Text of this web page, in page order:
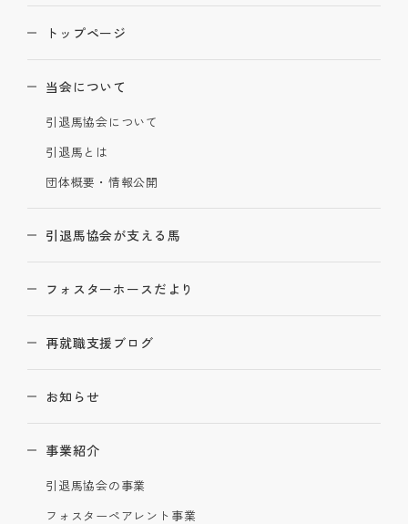
トップページ
当会について
引退馬協会について
引退馬とは
団体概要・情報公開
引退馬協会が支える馬
フォスターホースだより
再就職支援ブログ
お知らせ
事業紹介
引退馬協会の事業
フォスターペアレント事業